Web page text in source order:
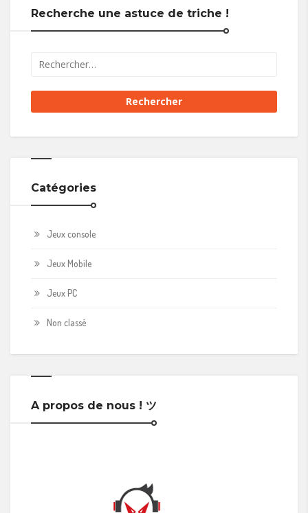
Recherche une astuce de triche !
Catégories
Jeux console
Jeux Mobile
Jeux PC
Non classé
A propos de nous ! ツ